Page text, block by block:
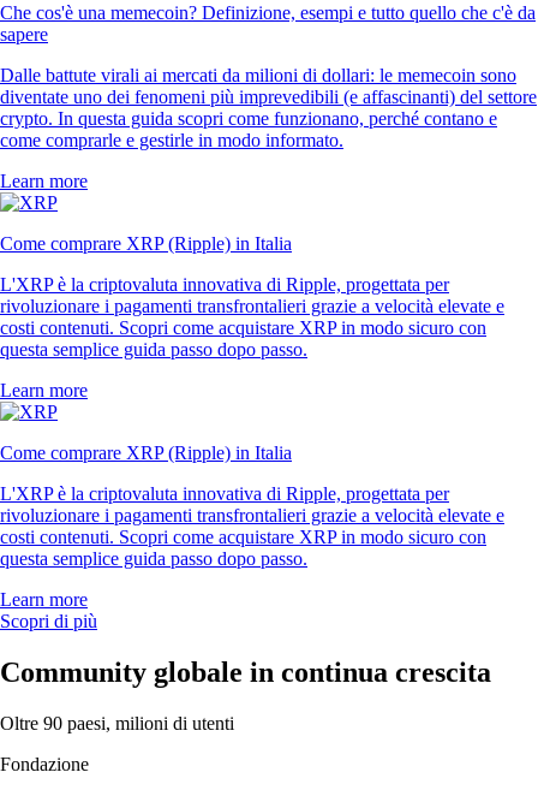
Che cos'è una memecoin? Definizione, esempi e tutto quello che c'è da
sapere
Dalle battute virali ai mercati da milioni di dollari: le memecoin sono
diventate uno dei fenomeni più imprevedibili (e affascinanti) del settore
crypto. In questa guida scopri come funzionano, perché contano e
come comprarle e gestirle in modo informato.
Learn more
Come comprare XRP (Ripple) in Italia
L'XRP è la criptovaluta innovativa di Ripple, progettata per
rivoluzionare i pagamenti transfrontalieri grazie a velocità elevate e
costi contenuti. Scopri come acquistare XRP in modo sicuro con
questa semplice guida passo dopo passo.
Learn more
Come comprare XRP (Ripple) in Italia
L'XRP è la criptovaluta innovativa di Ripple, progettata per
rivoluzionare i pagamenti transfrontalieri grazie a velocità elevate e
costi contenuti. Scopri come acquistare XRP in modo sicuro con
questa semplice guida passo dopo passo.
Learn more
Scopri di più
Community globale in continua crescita
Oltre 90 paesi, milioni di utenti
Fondazione